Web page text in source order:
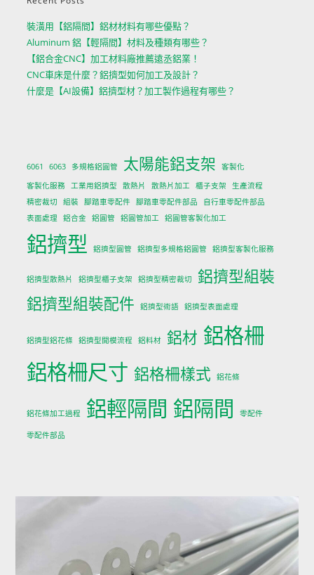
裝潢用【鋁隔間】鋁材材料有哪些優點？
Aluminum 鋁【輕隔間】材料及種類有哪些？
【鋁合金CNC】加工材料廠推薦遠丞鋁業！
CNC車床是什麼？鋁擠型如何加工及設計？
什麼是【AI設備】鋁擠型材？加工製作過程有哪些？
6061 6063 多規格鋁圓管 太陽能鋁支架
客製化
客製化服務
工業用鋁擠型 散熱片 散熱片加工 櫃子支架
生產流程
精密裁切
組裝 腳踏車零配件 腳踏車零配件部品
自行車零配件部品
表面處理
鋁合金 鋁圓管 鋁圓管加工 鋁圓管客製化加工
鋁擠型 鋁擠型圓管 鋁擠型多規格鋁圓管 鋁擠型客製化服務
鋁擠型散熱片 鋁擠型櫃子支架 鋁擠型精密裁切
鋁擠型組裝
鋁擠型組裝配件
鋁擠型術語 鋁擠型表面處理
鋁擠型鋁花條 鋁擠型開模流程 鋁料材 鋁材 鋁格柵
鋁格柵尺寸 鋁格柵樣式 鋁花條
鋁花條加工過程 鋁輕隔間 鋁隔間 零配件
零配件部品